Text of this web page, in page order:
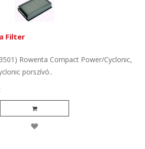
Filter
Rowenta Compact Power/Cyclonic,
porszívó..